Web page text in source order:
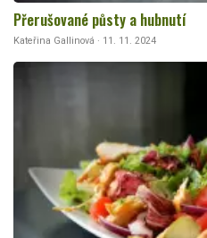
Přerušované půsty a hubnutí
Kateřina Gallinová · 11. 11. 2024